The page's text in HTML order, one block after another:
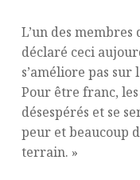
L’un des
déclaré ceci
s’améliore pas
Pour être franc,
désespérés et se
peur et beaucoup
terrain. »